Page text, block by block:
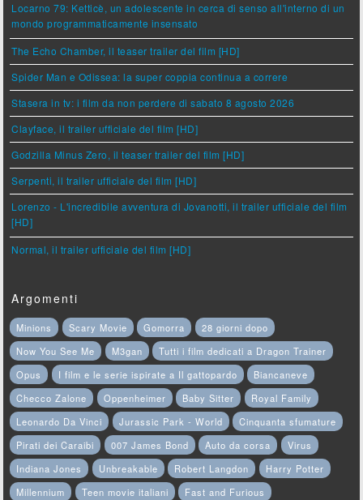
Locarno 79: Ketticè, un adolescente in cerca di senso all'interno di un
mondo programmaticamente insensato
The Echo Chamber, il teaser trailer del film [HD]
Spider Man e Odissea: la super coppia continua a correre
Stasera in tv: i film da non perdere di sabato 8 agosto 2026
Clayface, il trailer ufficiale del film [HD]
Godzilla Minus Zero, il teaser trailer del film [HD]
Serpenti, il trailer ufficiale del film [HD]
Lorenzo - L'incredibile avventura di Jovanotti, il trailer ufficiale del film
[HD]
Normal, il trailer ufficiale del film [HD]
Argomenti
Minions Scary Movie Gomorra
28 giorni dopo
Now You See Me
M3gan
Tutti i film dedicati a Dragon Trainer
Opus
I film e le serie ispirate a Il gattopardo
Biancaneve
Checco Zalone
Oppenheimer Baby Sitter
Royal Family
Leonardo Da Vinci
Jurassic Park - World
Cinquanta sfumature
Pirati dei Caraibi
007 James Bond Auto da corsa
Virus
Indiana Jones
Unbreakable Robert Langdon
Harry Potter
Millennium
Teen movie italiani
Fast and Furious